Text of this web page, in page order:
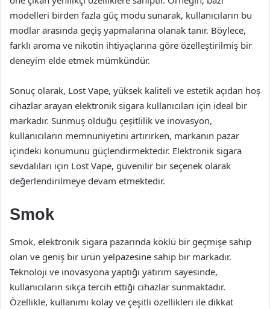
modelleri birden fazla güç modu sunarak, kullanıcıların bu
modlar arasında geçiş yapmalarına olanak tanır. Böylece,
farklı aroma ve nikotin ihtiyaçlarına göre özelleştirilmiş bir
deneyim elde etmek mümkündür.
Sonuç olarak, Lost Vape, yüksek kaliteli ve estetik açıdan hoş
cihazlar arayan elektronik sigara kullanıcıları için ideal bir
markadır. Sunmuş olduğu çeşitlilik ve inovasyon,
kullanıcıların memnuniyetini artırırken, markanın pazar
içindeki konumunu güçlendirmektedir. Elektronik sigara
sevdalıları için Lost Vape, güvenilir bir seçenek olarak
değerlendirilmeye devam etmektedir.
Smok
Smok, elektronik sigara pazarında köklü bir geçmişe sahip
olan ve geniş bir ürün yelpazesine sahip bir markadır.
Teknoloji ve inovasyona yaptığı yatırım sayesinde,
kullanıcıların sıkça tercih ettiği cihazlar sunmaktadır.
Özellikle, kullanımı kolay ve çeşitli özellikleri ile dikkat